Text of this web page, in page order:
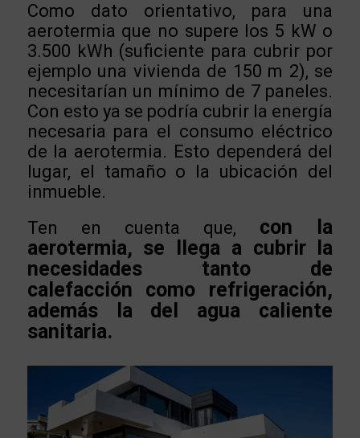
Como dato orientativo, para una
aerotermia que no supere los 5 kW o
3.500 kWh (suficiente para cubrir por
ejemplo una vivienda de 150 m 2), se
necesitarían un mínimo de 7 paneles.
Con esto ya se podría cubrir la energía
necesaria para el consumo eléctrico
de la aerotermia. Esto dependerá del
lugar, el tamaño o la ubicación del
inmueble.
Ten en cuenta que, con la
aerotermia, se llega a cubrir la
necesidades tanto de
calefacción como refrigeración,
además la del agua caliente
sanitaria.